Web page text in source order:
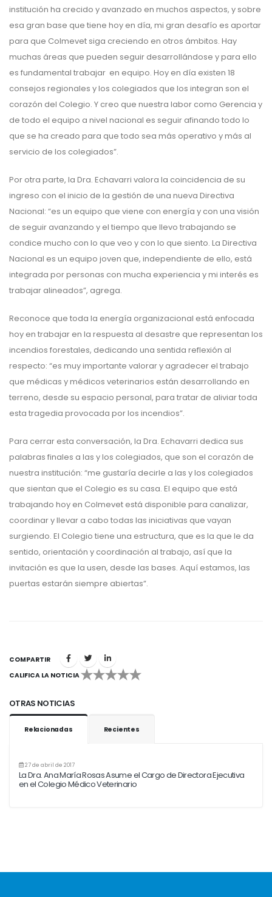
institución ha crecido y avanzado en muchos aspectos, y sobre
esa gran base que tiene hoy en día, mi gran desafío es aportar
para que Colmevet siga creciendo en otros ámbitos. Hay
muchas áreas que pueden seguir desarrollándose y para ello
es fundamental trabajar en equipo. Hoy en día existen 18
consejos regionales y los colegiados que los integran son el
corazón del Colegio. Y creo que nuestra labor como Gerencia y
de todo el equipo a nivel nacional es seguir afinando todo lo
que se ha creado para que todo sea más operativo y más al
servicio de los colegiados”.
Por otra parte, la Dra. Echavarri valora la coincidencia de su
ingreso con el inicio de la gestión de una nueva Directiva
Nacional: “es un equipo que viene con energía y con una visión
de seguir avanzando y el tiempo que llevo trabajando se
condice mucho con lo que veo y con lo que siento. La Directiva
Nacional es un equipo joven que, independiente de ello, está
integrada por personas con mucha experiencia y mi interés es
trabajar alineados”, agrega.
Reconoce que toda la energía organizacional está enfocada
hoy en trabajar en la respuesta al desastre que representan los
incendios forestales, dedicando una sentida reflexión al
respecto: “es muy importante valorar y agradecer el trabajo
que médicas y médicos veterinarios están desarrollando en
terreno, desde su espacio personal, para tratar de aliviar toda
esta tragedia provocada por los incendios”.
Para cerrar esta conversación, la Dra. Echavarri dedica sus
palabras finales a las y los colegiados, que son el corazón de
nuestra institución: “me gustaría decirle a las y los colegiados
que sientan que el Colegio es su casa. El equipo que está
trabajando hoy en Colmevet está disponible para canalizar,
coordinar y llevar a cabo todas las iniciativas que vayan
surgiendo. El Colegio tiene una estructura, que es la que le da
sentido, orientación y coordinación al trabajo, así que la
invitación es que la usen, desde las bases. Aquí estamos, las
puertas estarán siempre abiertas”.
COMPARTIR
CALIFICA LA NOTICIA
1 2 3 4 5
OTRAS NOTICIAS
Relacionadas Recientes
27 de abril de 2017
La Dra. Ana María Rosas Asume el Cargo de Directora Ejecutiva
en el Colegio Médico Veterinario